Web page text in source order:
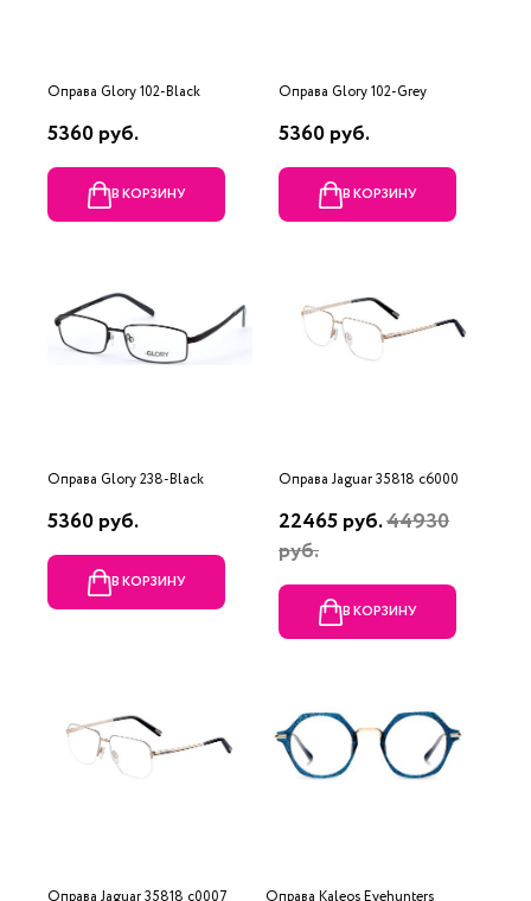
Оправа Glory 102-Black
5360 руб.
В КОРЗИНУ
Оправа Glory 102-Grey
5360 руб.
В КОРЗИНУ
Оправа Glory 238-Black
5360 руб.
В КОРЗИНУ
Оправа Jaguar 35818 c6000
22465 руб.44930
руб.
В КОРЗИНУ
Оправа Jaguar 35818 c0007
Оправа Kaleos Eyehunters